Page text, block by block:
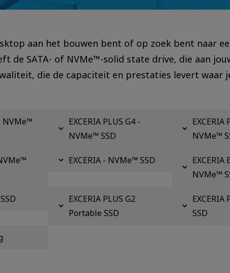
aan het bouwen bent of op zoek bent naar
de SATA- of NVMe™-solid state drive, die aan
die de capaciteit en prestaties levert waar
NVMe™
EXCERIA PLUS G4 -
NVMe™ SSD
EXCERIA
NVMe™
EXCERIA - NVMe™ SSD
EXCERIA
NVMe™
EXCERIA PLUS G2
Portable SSD
EXCERIA
SSD